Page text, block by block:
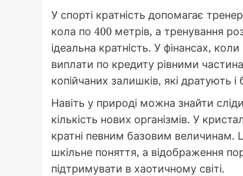
У спорті кратність допомагає
кола по 400 метрів, а тренування
ідеальна кратність. У фінансах,
виплати по кредиту рівними
копійчаних залишків, які дратують і
Навіть у природі можна знайти
кількість нових організмів. У
кратні певним базовим величинам.
шкільне поняття, а відображення
підтримувати в хаотичному світі.